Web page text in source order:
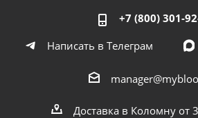
+7 (800) 301-
Написать в Телеграм
Доставка в Коломну от